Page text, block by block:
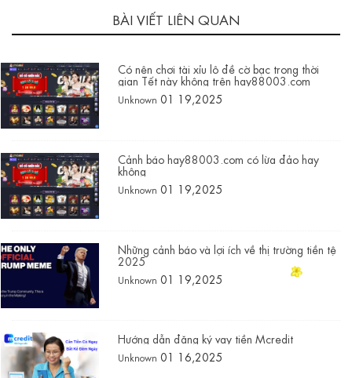
BÀI VIẾT LIÊN QUAN
Có nên chơi tài xỉu lô đề cờ bạc trong thời
gian Tết này không trên hay88003.com
Unknown 01 19,2025
Cảnh báo hay88003.com có lừa đảo hay
không
Unknown 01 19,2025
Những cảnh báo và lợi ích về thị trường tiền tệ
2025
Unknown 01 19,2025
Hướng dẫn đăng ký vay tiền Mcredit
Unknown 01 16,2025